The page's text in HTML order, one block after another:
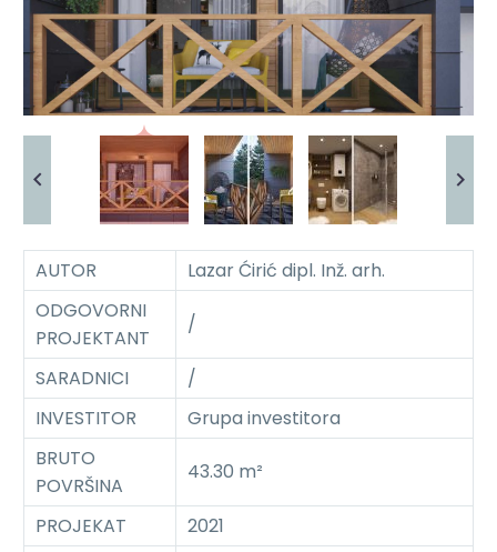
AUTOR
Lazar Ćirić dipl. Inž. arh.
ODGOVORNI
PROJEKTANT
/
SARADNICI
/
INVESTITOR
Grupa investitora
BRUTO
POVRŠINA
43.30 m²
PROJEKAT
2021